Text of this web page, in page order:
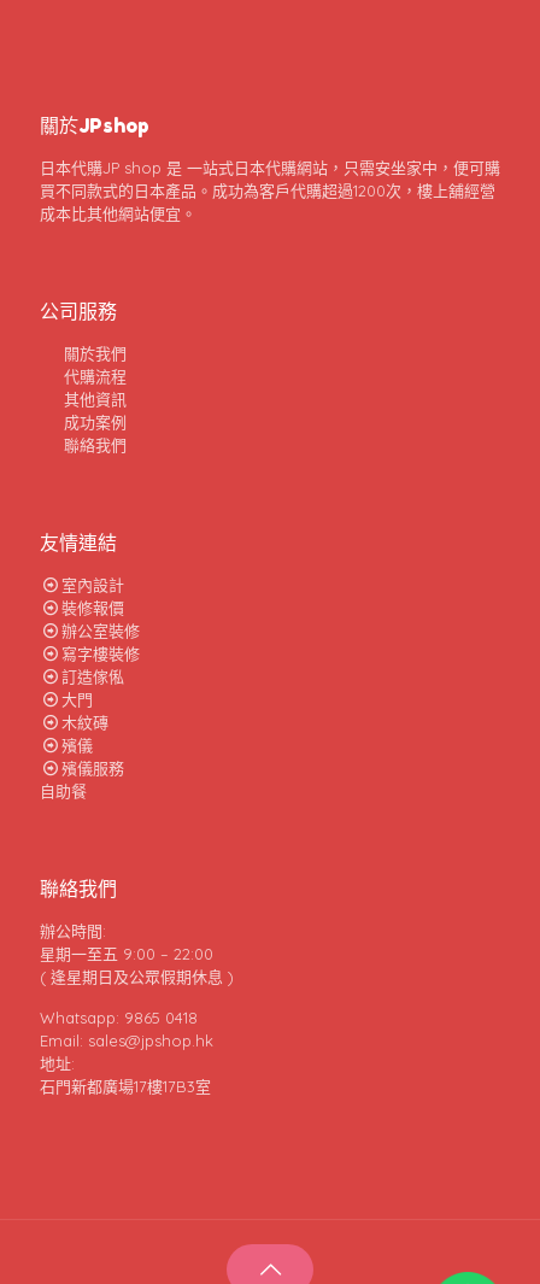
關於JPshop
日本代購JP shop 是 一站式日本代購網站，只需安坐家中，便可購
買不同款式的日本產品。成功為客戶代購超過1200次，樓上舖經營
成本比其他網站便宜。
公司服務
關於我們
代購流程
其他資訊
成功案例
聯絡我們
友情連結
室內設計
裝修報價
辦公室裝修
寫字樓裝修
訂造傢俬
大門
木紋磚
殯儀
殯儀服務
自助餐
聯絡我們
辦公時間:
星期一至五 9:00 – 22:00
( 逢星期日及公眾假期休息 )
Whatsapp: 9865 0418
Email: sales@jpshop.hk
地址:
石門新都廣場17樓17B3室